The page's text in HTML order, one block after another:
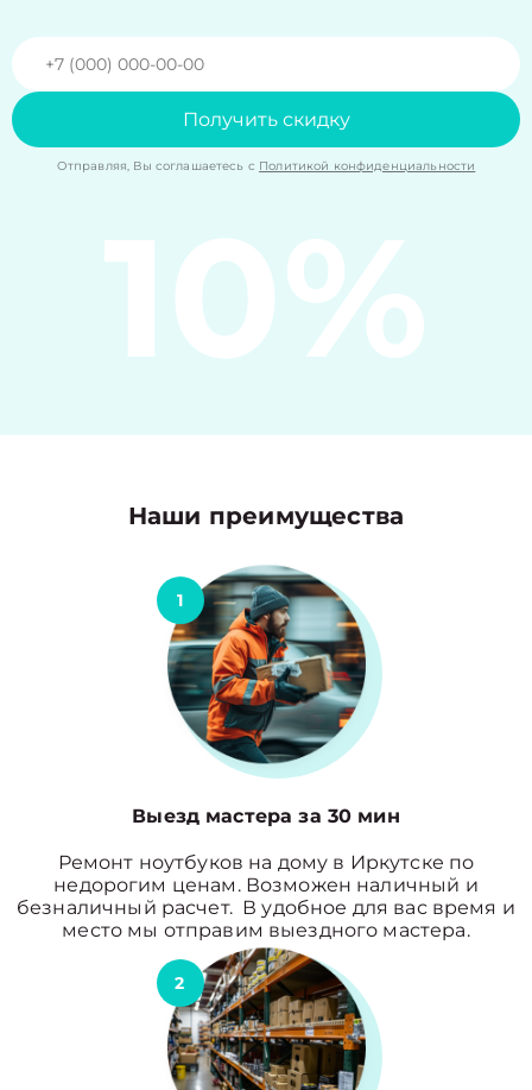
Получить скидку
Отправляя, Вы соглашаетесь с Политикой конфиденциальности
10%
Наши преимущества
1
Выезд мастера за 30 мин
Ремонт ноутбуков на дому в Иркутске по
недорогим ценам. Возможен наличный и
безналичный расчет. В удобное для вас время и
место мы отправим выездного мастера.
2